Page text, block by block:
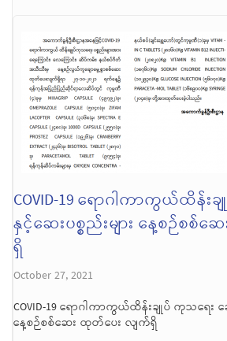
COVID-19 ရောဂါကာကွယ်ထိန်း
နှင့်ဆေးပစ္စည်းများ နေ့စဉ်စစ်
ရှိ
October 27, 2021
COVID-19 ရောဂါကာကွယ်ထိန်းချုပ် ကုသရေး ဆ
နေ့စဉ်စစ်ဆေး ထုတ်ပေး လျက်ရှိ